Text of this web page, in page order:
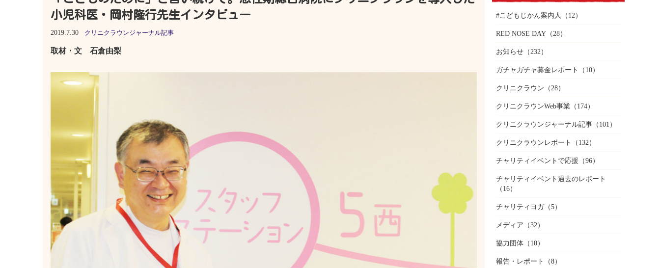
小児科医・岡村隆行先生インタビュー
2019.7.30 クリニクラウンジャーナル記事
取材・文 石倉由梨
#こどもじかん案内人 （12）
RED NOSE DAY （28）
お知らせ （232）
ガチャガチャ募金レポート （10）
クリニクラウン （28）
クリニクラウンWeb事業 （174）
クリニクラウンジャーナル記事 （101）
クリニクラウンレポート （132）
チャリティイベントで応援 （96）
チャリティイベント過去のレポート
（16）
チャリティヨガ（5）
メディア （32）
協力団体 （10）
報告・レポート （8）